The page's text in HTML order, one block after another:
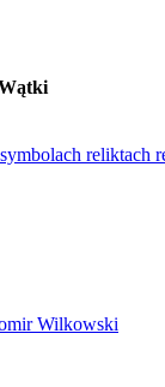
reliktach
Wilkowski